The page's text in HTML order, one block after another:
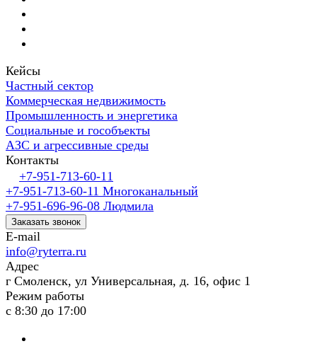
Кейсы
Частный сектор
Коммерческая недвижимость
Промышленность и энергетика
Социальные и гособъекты
АЗС и агрессивные среды
Контакты
+7-951-713-60-11
+7-951-713-60-11 Многоканальный
+7-951-696-96-08 Людмила
Заказать звонок
E-mail
info@ryterra.ru
Адрес
г Смоленск, ул Универсальная, д. 16, офис 1
Режим работы
с 8:30 до 17:00